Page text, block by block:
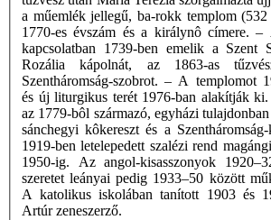
a műemlék jellegű, ba-rokk templom
1770-es évszám és a királynô címere. –
kapcsolatban 1739-ben emelik a Szent
Rozália kápolnát, az 1863-as
Szentháromság-szobrot. – A templomot
és új liturgikus terét 1976-ban alakítják
az 1779-bôl származó, egyházi
sánchegyi kôkereszt és a
1919-ben letelepedett szalézi rend
1950-ig. Az angol-kisasszonyok
szeretet leányai pedig 1933–50 között
A katolikus iskolában tanított 1903 és
Artúr zeneszerző.